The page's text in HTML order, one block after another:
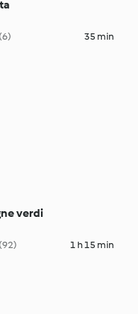
(6) 35 min
verdi
(92) 1 h 15 min